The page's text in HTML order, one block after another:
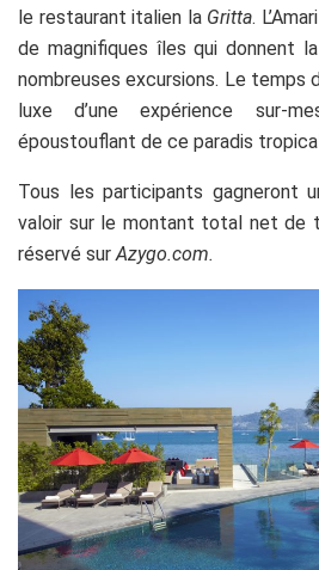
le restaurant italien la Gritta.
de magnifiques îles qui donnent
nombreuses excursions. Le temps
luxe d’une expérience sur-
époustouflant de ce paradis
Tous les participants gagneront
valoir sur le montant total net de
réservé surAzygo.com.